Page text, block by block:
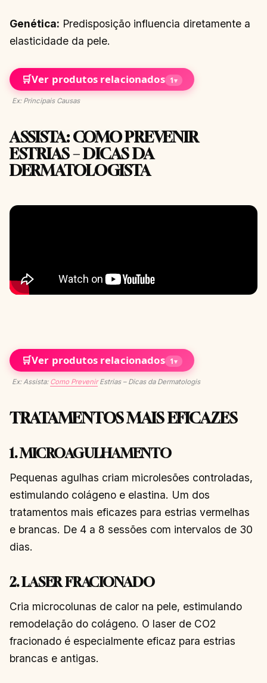
Genética: Predisposição influencia diretamente a
elasticidade da pele.
🛒Ver produtos relacionados 1▾
Ex: Principais Causas
ASSISTA: COMO PREVENIR
ESTRIAS – DICAS DA
DERMATOLOGISTA
🛒Ver produtos relacionados 1▾
Ex: Assista: Como PrevenirEstrias – Dicas da Dermatologis
TRATAMENTOS MAIS EFICAZES
1. MICROAGULHAMENTO
Pequenas agulhas criam microlesões controladas,
estimulando colágeno e elastina. Um dos
tratamentos mais eficazes para estrias vermelhas
e brancas. De 4 a 8 sessões com intervalos de 30
dias.
2. LASER FRACIONADO
Cria microcolunas de calor na pele, estimulando
remodelação do colágeno. O laser de CO2
fracionado é especialmente eficaz para estrias
brancas e antigas.